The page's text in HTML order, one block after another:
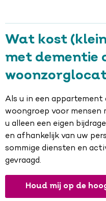
Wat kost
met dementie
Als u in een appartement
woongroep voor
u alleen een eigen
en afhankelijk van uw
sommige diensten en
gevraagd.
Houd mij op de